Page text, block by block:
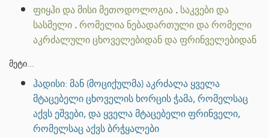
ფიყჰი და მისი მეთოდოლოგია.საკვები და
სასმელი.რომელია ნებადართული და რომელი
აკრძალული ცხოველებიდან და ფრინველებიდან
მეტი...
ჰადისი: მან (მოციქულმა) აკრძალა ყველა
მტაცებელი ცხოველის ხორცის ჭამა, რომელსაც
აქვს ეშვები, და ყველა მტაცებელი ფრინველი,
რომელსაც აქვს ბრჭყალები